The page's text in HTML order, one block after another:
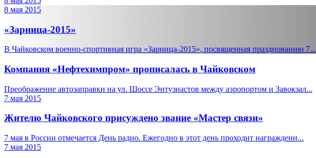
8 мая 2015
«Зарница-2015»
В Чайковском военно-спортивная игра «Зарница-2015», посвященная празднованию 7...
Компания «Нефтехимпром» прописалась в Чайковском
Преображение автозаправки на ул. Шоссе Энтузиастов между аэропортом и Завокзал...
7 мая 2015
Жителю Чайковского присуждено звание «Мастер связи»
7 мая в России отмечается День радио. Ежегодно в этот день проходит награждени...
7 мая 2015